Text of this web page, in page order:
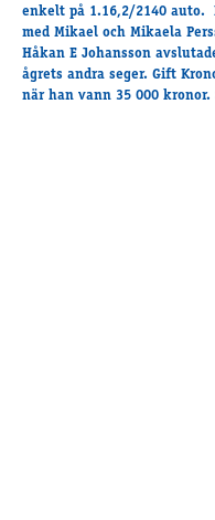
Månadens B-tränare 2026
Euro Classic Trot
Andelshästar
enkelt på 1.16,2/2140 auto.
med Mikael och Mikaela
Håkan E Johansson
ågrets andra seger. Gift
när han vann 35 000